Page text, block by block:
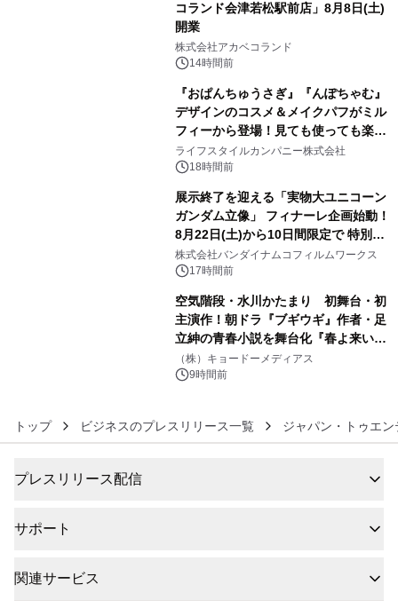
コランド会津若松駅前店」8月8日(土)
開業
株式会社アカベコランド
14時間前
『おぱんちゅうさぎ』『んぽちゃむ』
デザインのコスメ＆メイクパフがミル
フィーから登場！見ても使っても楽し
い、ポップでキュートなコレクショ
ン。
ライフスタイルカンパニー株式会社
18時間前
展示終了を迎える「実物大ユニコーン
ガンダム立像」 フィナーレ企画始動！
8月22日(土)から10日間限定で 特別映
像『UNICORN GUNDAM Statue ―
BEYOND POSSIBILITY ―』を上映！
株式会社バンダイナムコフィルムワークス
17時間前
空気階段・水川かたまり 初舞台・初
主演作！朝ドラ『ブギウギ』作者・足
立紳の青春小説を舞台化『春よ来い、
マジで来い』キービジュアル解禁！
（株）キョードーメディアス
9時間前
トップ ビジネスのプレスリリース一覧 ジャパン・トゥエ
プレスリリース配信
サポート
関連サービス